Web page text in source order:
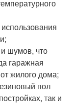
шумов, что
гаражная
жилого дома;
пол
так и